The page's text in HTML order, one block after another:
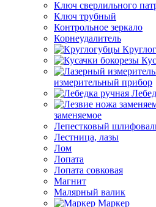
Ключ сверлильного
Ключ трубный
Контрольное зеркало
Корнеудалитель
измерительный прибор
заменяемое
Лепестковый
Лестница, лазы
Лом
Лопата
Лопата совковая
Магнит
Малярный валик
Маркер